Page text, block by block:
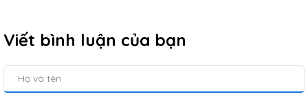
Viết bình luận của bạn